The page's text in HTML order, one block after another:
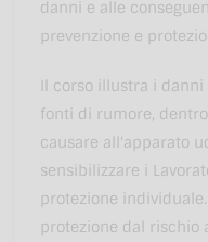
danni e alle
prevenzione e
Il corso illustra i danni
fonti di rumore,
causare all'apparato
sensibilizzare i
protezione
protezione dal rischio